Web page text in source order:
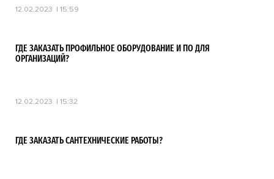
12.02.2023 15:59
ГДЕ ЗАКАЗАТЬ ПРОФИЛЬНОЕ ОБОРУДОВАНИЕ И ПО ДЛЯ
ОРГАНИЗАЦИЙ?
12.02.2023 15:32
ГДЕ ЗАКАЗАТЬ САНТЕХНИЧЕСКИЕ РАБОТЫ?